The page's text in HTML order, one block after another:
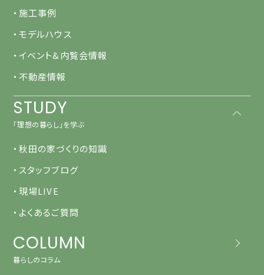
・施工事例
・モデルハウス
・イベント&内覧会情報
・不動産情報
STUDY
「理想の暮らし」を学ぶ
・秋田の家づくりの知識
・スタッフブログ
・現場LIVE
・よくあるご質問
COLUMN
暮らしのコラム